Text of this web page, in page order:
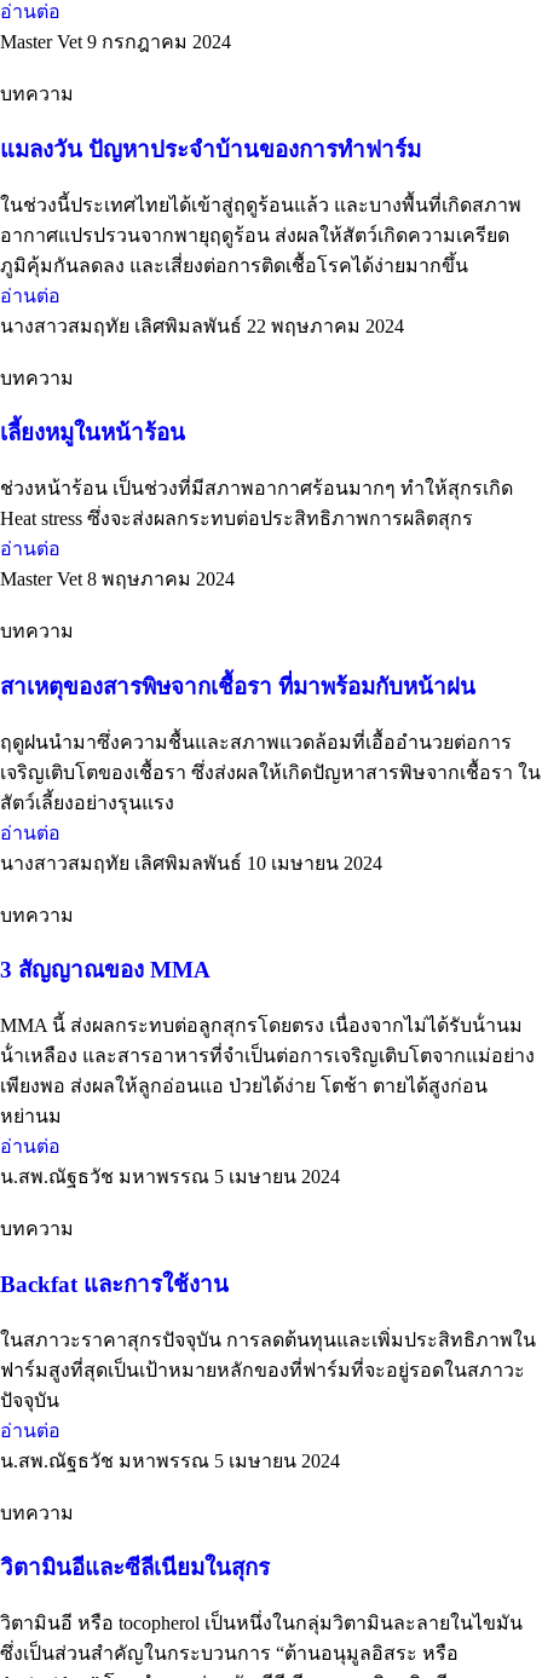
อ่านต่อ
Master Vet 9 กรกฎาคม 2024
บทความ
แมลงวัน ปัญหาประจำบ้านของการทำฟาร์ม
ในช่วงนี้ประเทศไทยได้เข้าสู่ฤดูร้อนแล้ว และบางพื้นที่เกิดสภาพ
อากาศแปรปรวนจากพายุฤดูร้อน ส่งผลให้สัตว์เกิดความเครียด
ภูมิคุ้มกันลดลง และเสี่ยงต่อการติดเชื้อโรคได้ง่ายมากขึ้น
อ่านต่อ
นางสาวสมฤทัย เลิศพิมลพันธ์ 22 พฤษภาคม 2024
บทความ
เลี้ยงหมูในหน้าร้อน
ช่วงหน้าร้อน เป็นช่วงที่มีสภาพอากาศร้อนมากๆ ทำให้สุกรเกิด
Heat stress ซึ่งจะส่งผลกระทบต่อประสิทธิภาพการผลิตสุกร
อ่านต่อ
Master Vet 8 พฤษภาคม 2024
บทความ
สาเหตุของสารพิษจากเชื้อรา ที่มาพร้อมกับหน้าฝน
ฤดูฝนนำมาซึ่งความชื้นและสภาพแวดล้อมที่เอื้ออำนวยต่อการ
เจริญเติบโตของเชื้อรา ซึ่งส่งผลให้เกิดปัญหาสารพิษจากเชื้อรา ใน
สัตว์เลี้ยงอย่างรุนแรง
อ่านต่อ
นางสาวสมฤทัย เลิศพิมลพันธ์ 10 เมษายน 2024
บทความ
3 สัญญาณของ MMA
MMA นี้ ส่งผลกระทบต่อลูกสุกรโดยตรง เนื่องจากไม่ได้รับน้ํานม
น้ําเหลือง และสารอาหารที่จําเป็นต่อการเจริญเติบโตจากแม่อย่าง
เพียงพอ ส่งผลให้ลูกอ่อนแอ ป่วยได้ง่าย โตช้า ตายได้สูงก่อน
หย่านม
อ่านต่อ
น.สพ.ณัฐธวัช มหาพรรณ 5 เมษายน 2024
บทความ
Backfat และการใช้งาน
ในสภาวะราคาสุกรปัจจุบัน การลดต้นทุนและเพิ่มประสิทธิภาพใน
ฟาร์มสูงที่สุดเป็นเป้าหมายหลักของที่ฟาร์มที่จะอยู่รอดในสภาวะ
ปัจจุบัน
อ่านต่อ
น.สพ.ณัฐธวัช มหาพรรณ 5 เมษายน 2024
บทความ
วิตามินอีและซีลีเนียมในสุกร
วิตามินอี หรือ tocopherol เป็นหนึ่งในกลุ่มวิตามินละลายในไขมัน
ซึ่งเป็นส่วนสำคัญในกระบวนการ “ต้านอนุมูลอิสระ หรือ